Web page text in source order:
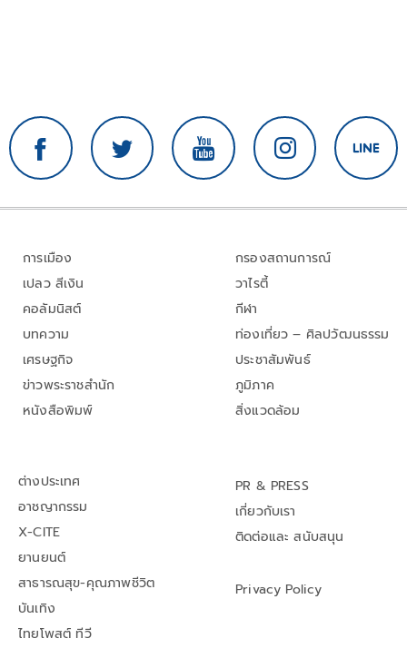
การเมือง
เปลว สีเงิน
คอลัมนิสต์
บทความ
เศรษฐกิจ
ข่าวพระราชสำนัก
หนังสือพิมพ์
กรองสถานการณ์
วาไรตี้
กีฬา
ท่องเที่ยว – ศิลปวัฒนธรรม
ประชาสัมพันธ์
ภูมิภาค
สิ่งแวดล้อม
ต่างประเทศ
อาชญากรรม
X-CITE
ยานยนต์
สาธารณสุข-คุณภาพชีวิต
บันเทิง
ไทยโพสต์ ทีวี
PR & PRESS
เกี่ยวกับเรา
ติดต่อและ สนับสนุน
Privacy Policy